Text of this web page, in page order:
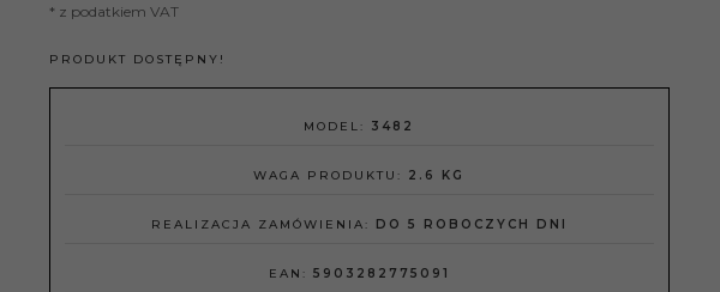
* z podatkiem VAT
PRODUKT DOSTĘPNY!
MODEL: 3482
WAGA PRODUKTU: 2.6 KG
REALIZACJA ZAMÓWIENIA: DO 5 ROBOCZYCH DNI
EAN: 5903282775091